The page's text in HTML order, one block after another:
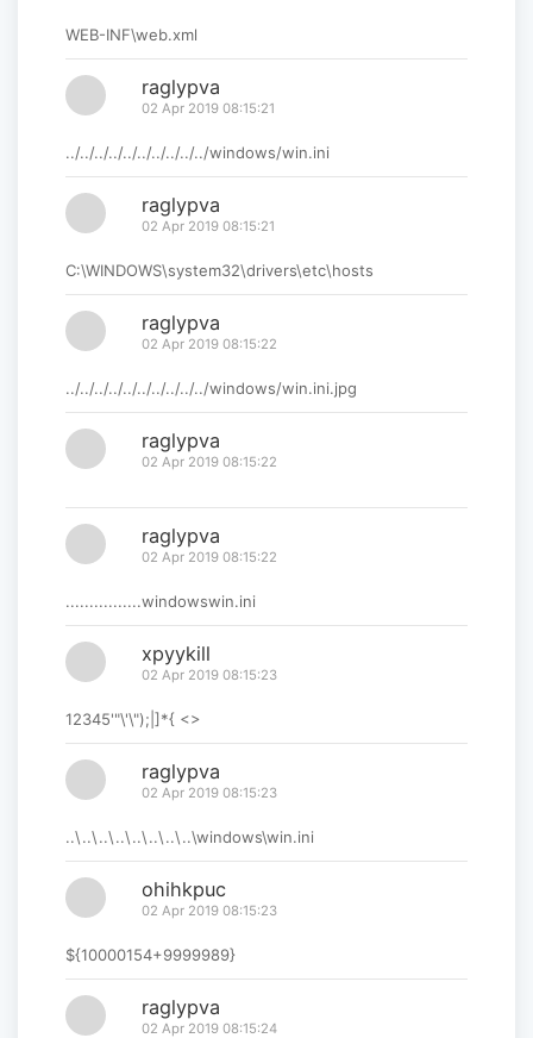
WEB-INF\web.xml
raglypva
02 Apr 2019 08:15:21
../../../../../../../../../../windows/win.ini
raglypva
02 Apr 2019 08:15:21
C:\WINDOWS\system32\drivers\etc\hosts
raglypva
02 Apr 2019 08:15:22
../../../../../../../../../../windows/win.ini.jpg
raglypva
02 Apr 2019 08:15:22
raglypva
02 Apr 2019 08:15:22
................windowswin.ini
xpyykill
02 Apr 2019 08:15:23
12345'"\'\");|]*{ <>
raglypva
02 Apr 2019 08:15:23
..\..\..\..\..\..\..\..\windows\win.ini
ohihkpuc
02 Apr 2019 08:15:23
${10000154+9999989}
raglypva
02 Apr 2019 08:15:24